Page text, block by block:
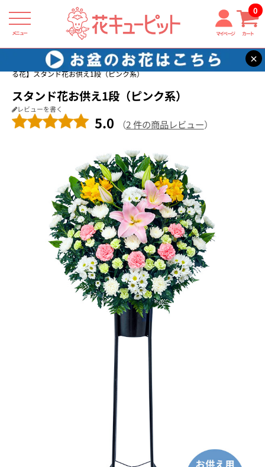
メニュー マイページ カート
0
×
花キューピット 四十九日法要以降に贈る花
【四十九日法要以降に贈
る花】スタンド花お供え1段（ピンク系）
スタンド花お供え1段（ピンク系）
レビューを書く
5.0 （2 件の商品レビュー）